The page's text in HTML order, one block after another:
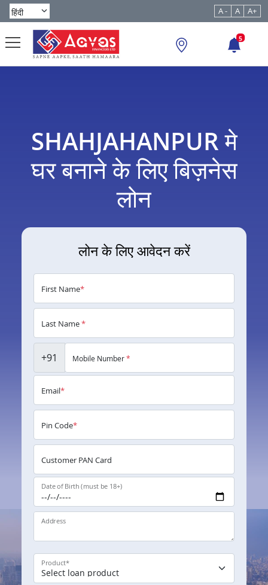
A - A A+
5
SHAHJAHANPUR मे
घर बनाने के लिए बिज़नेस
लोन
लोन के लिए आवेदन करें
First Name*
Last Name*
+91 Mobile Number*
Email*
Pin Code*
Customer PAN Card
Date of Birth (must be 18+)
Address
Product*